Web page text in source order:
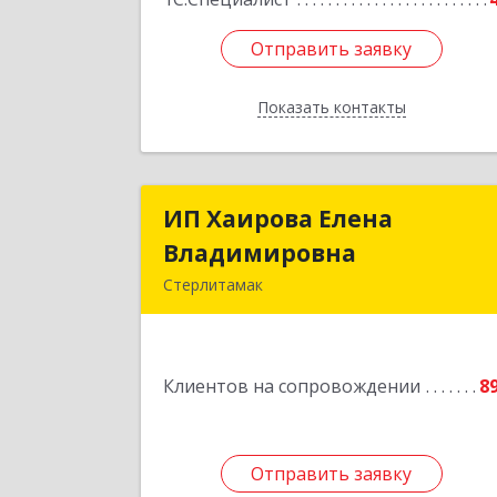
Отправить заявку
Показать контакты
Отправить заявку
Назад
ИП Хаирова Елена
Владимировна
Стерлитамак
Клиентов на сопровождении
Отправить заявку
ИП Хаирова Елена
Владимировна
Отправить заявку